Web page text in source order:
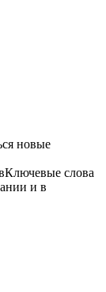
новые
Ключевые слова
и в